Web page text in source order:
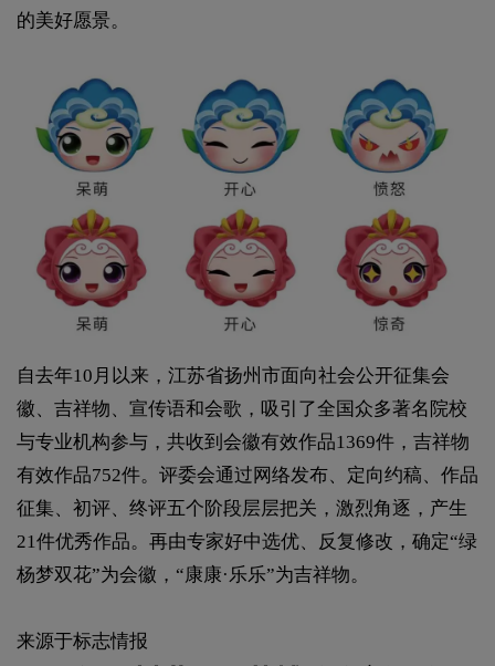
的美好愿景。
自去年10月以来，江苏省扬州市面向社会公开征集会
徽、吉祥物、宣传语和会歌，吸引了全国众多著名院校
与专业机构参与，共收到会徽有效作品1369件，吉祥物
有效作品752件。评委会通过网络发布、定向约稿、作品
征集、初评、终评五个阶段层层把关，激烈角逐，产生
21件优秀作品。再由专家好中选优、反复修改，确定“绿
杨梦双花”为会徽，“康康·乐乐”为吉祥物。
来源于标志情报